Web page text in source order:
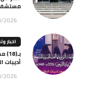
2026
اخبار
2026